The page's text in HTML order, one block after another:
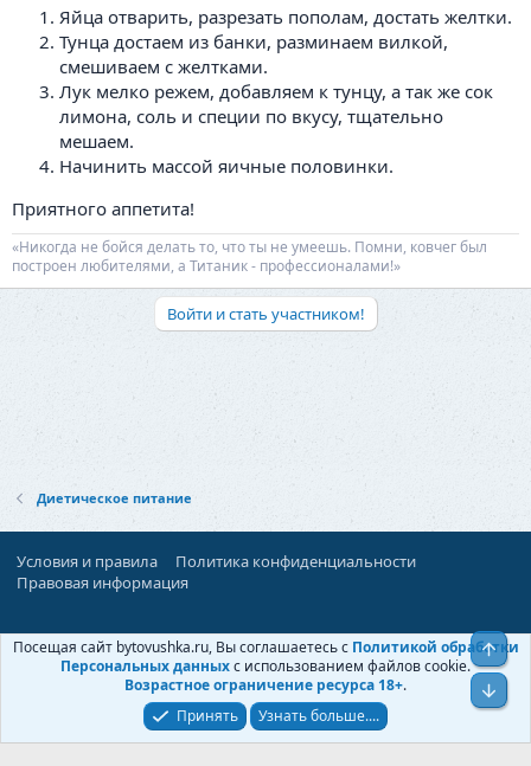
Яйца отварить, разрезать пополам, достать желтки.
Тунца достаем из банки, разминаем вилкой,
смешиваем с желтками.
Лук мелко режем, добавляем к тунцу, а так же сок
лимона, соль и специи по вкусу, тщательно
мешаем.
Начинить массой яичные половинки.
Приятного аппетита!
«Никогда не бойся делать то, что ты не умеешь. Помни, ковчег был
построен любителями, а Титаник - профессионалами!»
Войти и стать участником!
Диетическое питание
Условия и правила
Политика конфиденциальности
Правовая информация
При поддержке:«Ностальгист»
© Бытовушка, 2025-2026
Посещая сайт bytovushka.ru, Вы соглашаетесь с Политикой обработки
Персональных данныхс использованием файлов cookie.
Возрастное ограничение ресурса 18+.
Принять
Узнать больше....
Верх